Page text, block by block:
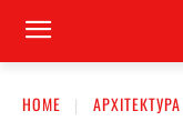
HOME АРХІТЕКТУРА